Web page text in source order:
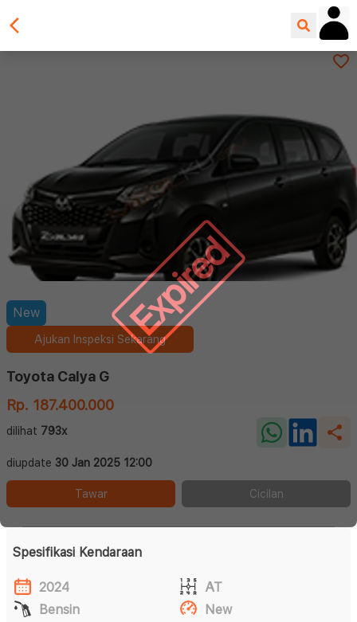
Expired
New
Ajukan Inspeksi Sekarang
Toyota Calya G
Rp. 187.400.000
dilihat 793x
diupdate 30 Jan 2025 12:00
Tawar Cicilan
Spesifikasi Kendaraan
2024
AT
Bensin
New